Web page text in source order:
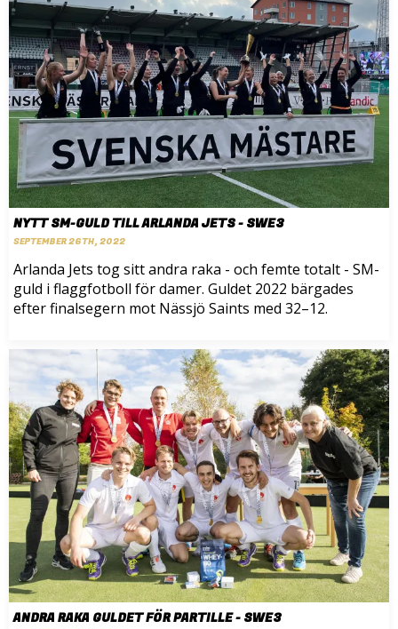
NYTT SM-GULD TILL ARLANDA JETS - SWE3
SEPTEMBER 26TH, 2022
Arlanda Jets tog sitt andra raka - och femte totalt - SM-
guld i flaggfotboll för damer. Guldet 2022 bärgades
efter finalsegern mot Nässjö Saints med 32–12.
ANDRA RAKA GULDET FÖR PARTILLE - SWE3